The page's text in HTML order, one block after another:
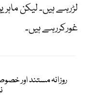
لڑرہے ہیں۔ لیکن
غورکررہے ہیں۔
روزانہ مستند اور